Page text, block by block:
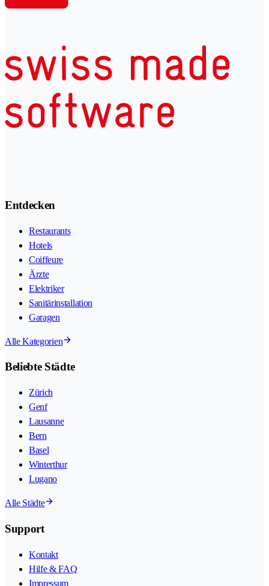
Entdecken
Restaurants
Hotels
Coiffeure
Ärzte
Elektriker
Sanitärinstallation
Garagen
Alle Kategorien
Beliebte Städte
Zürich
Genf
Lausanne
Bern
Basel
Winterthur
Lugano
Alle Städte
Support
Kontakt
Hilfe & FAQ
Impressum